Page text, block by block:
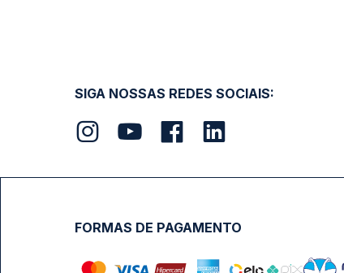
SIGA NOSSAS REDES SOCIAIS:
FORMAS DE PAGAMENTO